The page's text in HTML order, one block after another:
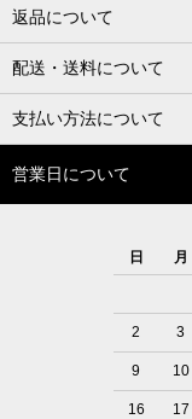
返品について
配送・送料について
支払い方法について
営業日について
日
月
2 3
9 10
16 17